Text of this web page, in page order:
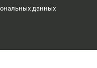
данных